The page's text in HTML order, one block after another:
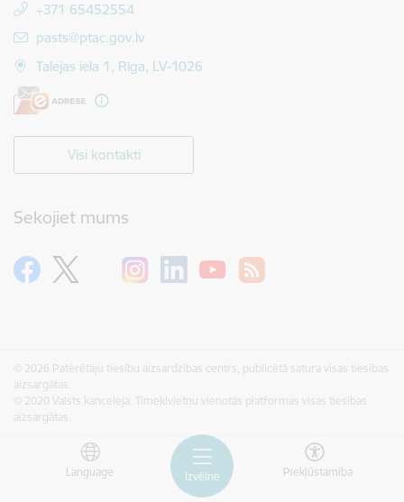
Izvēlne
Language Piekļūstamība
+371 65452554
E-pasts:
pasts@ptac.gov.lv
Talejas iela 1, Rīga, LV-1026
Visi kontakti
Sekojiet mums
© 2026 Patērētāju tiesību aizsardzības centrs, publicētā satura visas tiesības
aizsargātas.
© 2020 Valsts kanceleja, Tīmekļvietņu vienotās platformas visas tiesības
aizsargātas.